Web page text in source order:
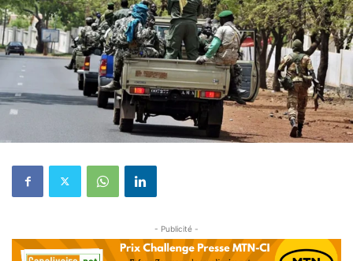
- Publicité -